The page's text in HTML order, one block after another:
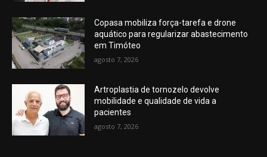
Copasa mobiliza força-tarefa e drone
aquático para regularizar abastecimento
em Timóteo
agosto 7, 2026
Artroplastia de tornozelo devolve
mobilidade e qualidade de vida a
pacientes
agosto 7, 2026